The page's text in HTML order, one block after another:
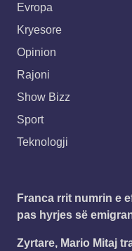
Evropa
Kryesore
Opinion
Rajoni
Show Bizz
Sport
Teknologji
Franca rrit numrin e
pas hyrjes së
Zyrtare, Mario Mitaj